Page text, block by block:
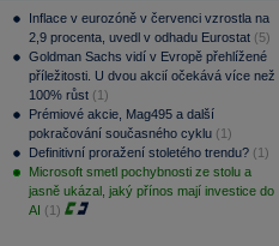
Inflace v eurozóně v červenci vzrostla na
2,9 procenta, uvedl v odhadu Eurostat (5)
Goldman Sachs vidí v Evropě přehlížené
příležitosti. U dvou akcií očekává více než
100% růst (1)
Prémiové akcie, Mag495 a další
pokračování současného cyklu (1)
Definitivní proražení stoletého trendu? (1)
Microsoft smetl pochybnosti ze stolu a
jasně ukázal, jaký přínos mají investice do
AI (1)